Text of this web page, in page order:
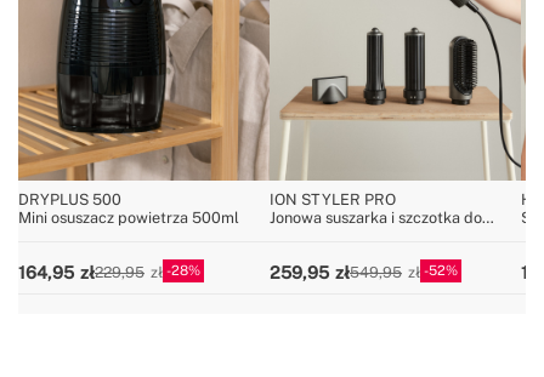
DRYPLUS 500
Mini osuszacz powietrza 500ml
164,95 229,95 28
ION STYLER PRO
Jonowa suszarka i szczotka do
259,95 549,95 52